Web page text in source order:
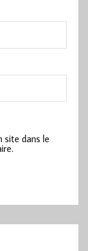
site dans le